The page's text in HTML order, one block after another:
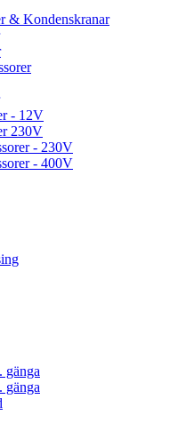
& Kondenskranar
- 12V
230V
- 230V
- 400V
gänga
gänga